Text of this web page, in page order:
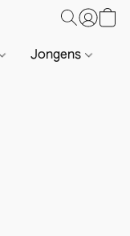
Jongens